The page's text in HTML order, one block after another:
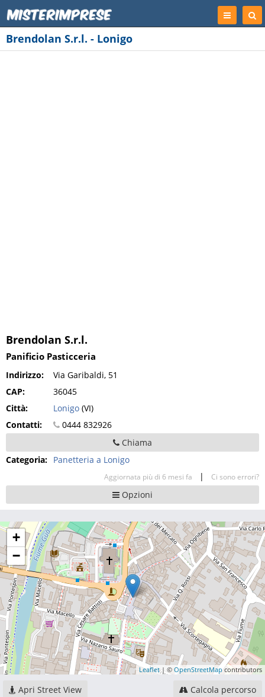
Registrati
Brendolan S.r.l. - Lonigo
Brendolan S.r.l.
Panificio Pasticceria
Indirizzo:
Via Garibaldi, 51
CAP:
36045
Città:
Lonigo (VI)
Contatti:
0444 832926
Chiama
Categoria: Panetteria a Lonigo
Aggiornata più di 6 mesi fa | Ci sono errori?
Opzioni
+
−
Leaflet| © OpenStreetMapcontributors
Apri Street View Calcola percorso